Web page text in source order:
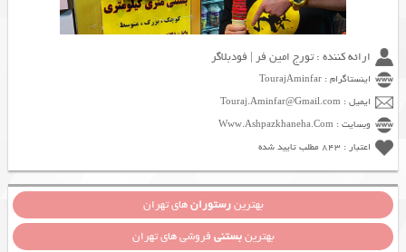
ارائه کننده : تورج امین فر | فودبلاگر
اینستاگرام : TourajAminfar
ایمیل : Touraj.Aminfar@Gmail.com
وبسایت : Www.Ashpazkhaneha.Com
اعتبار : 843 مطلب تایید شده
بهترینرستورانهای تهران
بهترینبستنی فروشی های تهران